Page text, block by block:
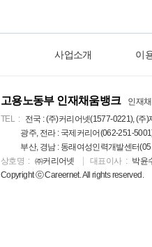
사업소개 이
고용노동부 인재채움뱅크
인재
TEL
전국 : (주)커리어넷(1577-0221), (
광주, 전라 : 국제커리어(062-251-
부산, 경남 : 동래여성인력개발센터
상호명
㈜커리어넷 대표이사
박윤
Copyright ⓒ Careernet. All rights reserved.